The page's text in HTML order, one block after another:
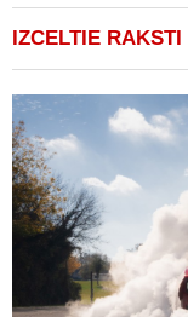
IZCELTIE RAKSTI